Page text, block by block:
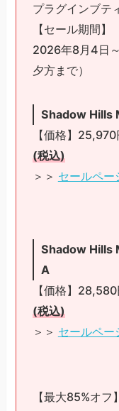
プラグインブテ
【セール期間】
2026年8月4日
夕方まで）
Shadow Hills
【価格】
(税込)
＞＞ セールペー
Shadow Hills
A
【価格】
(税込)
＞＞ セールペー
【最大85%オ